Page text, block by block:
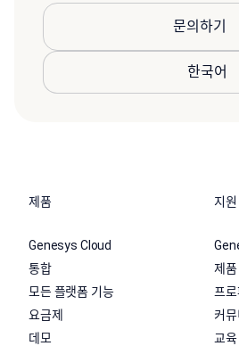
문의하기
제품
Genesys Cloud
통합
모든 플랫폼 기능
요금제
데모
지원
제품
프
커
교